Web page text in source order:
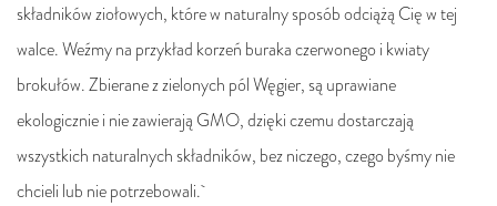
składników ziołowych, które w naturalny sposób odciążą Cię w tej
walce. Weźmy na przykład korzeń buraka czerwonego i kwiaty
brokułów. Zbierane z zielonych pól Węgier, są uprawiane
ekologicznie i nie zawierają GMO, dzięki czemu dostarczają
wszystkich naturalnych składników, bez niczego, czego byśmy nie
chcieli lub nie potrzebowali.